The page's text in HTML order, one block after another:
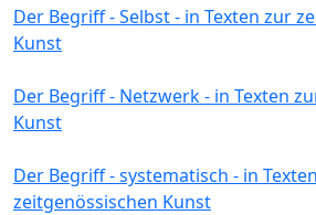
Der Begriff - Selbst - in Texten zur
Kunst
Der Begriff - Netzwerk - in Texten
Kunst
Der Begriff - systematisch - in
zeitgenössischen Kunst